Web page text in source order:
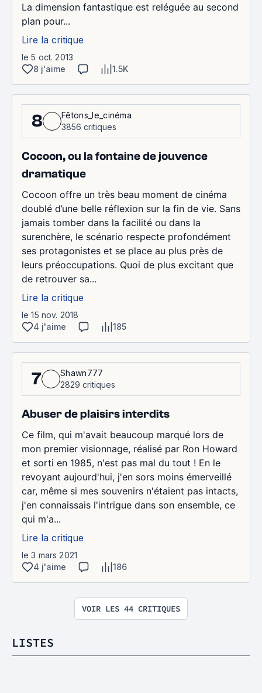
La dimension fantastique est reléguée au second
plan pour...
Lire la critique
le 5 oct. 2013
8 j'aime
1.5K
8
Fêtons_le_cinéma
3856 critiques
Cocoon, ou la fontaine de jouvence
dramatique
Cocoon offre un très beau moment de cinéma
doublé d’une belle réflexion sur la fin de vie. Sans
jamais tomber dans la facilité ou dans la
surenchère, le scénario respecte profondément
ses protagonistes et se place au plus près de
leurs préoccupations. Quoi de plus excitant que
de retrouver sa...
Lire la critique
le 15 nov. 2018
4 j'aime
185
7
Shawn777
2829 critiques
Abuser de plaisirs interdits
Ce film, qui m'avait beaucoup marqué lors de
mon premier visionnage, réalisé par Ron Howard
et sorti en 1985, n'est pas mal du tout ! En le
revoyant aujourd'hui, j'en sors moins émerveillé
car, même si mes souvenirs n'étaient pas intacts,
j'en connaissais l'intrigue dans son ensemble, ce
qui m'a...
Lire la critique
le 3 mars 2021
4 j'aime
186
VOIR LES 44 CRITIQUES
LISTES